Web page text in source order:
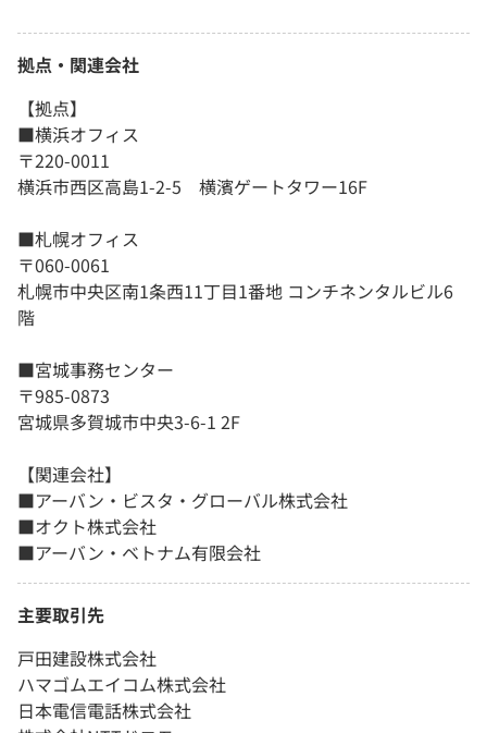
拠点・関連会社
【拠点】
■横浜オフィス
〒220-0011
横浜市西区高島1-2-5 横濱ゲートタワー16F
■札幌オフィス
〒060-0061
札幌市中央区南1条西11丁目1番地 コンチネンタルビル6
階
■宮城事務センター
〒985-0873
宮城県多賀城市中央3-6-1 2F
【関連会社】
■アーバン・ビスタ・グローバル株式会社
■オクト株式会社
■アーバン・ベトナム有限会社
主要取引先
戸田建設株式会社
ハマゴムエイコム株式会社
日本電信電話株式会社